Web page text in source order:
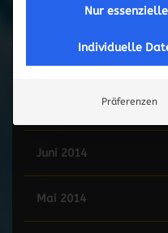
Mai 2015
Januar 2015
Juni 2014
Mai 2014
Nur
Individuelle
Präferenzen